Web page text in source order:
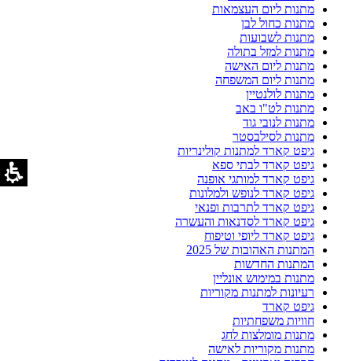
מתנות ליום העצמאות
מתנות כחול לבן
מתנות לשבועות
מתנות למזל בתולה
מתנות ליום האישה
מתנות ליום המשפחה
מתנות לולנטיין
מתנות לט"ו באב
מתנות לנובי גוד
מתנות לסילבסטר
גיפט קארד למתנות קולינריות
גיפט קארד לבתי ספא
גיפט קארד למותגי אופנה
גיפט קארד לנופש ולמלונות
גיפט קארד לתרבות ופנאי
גיפט קארד לסדנאות והעשרה
גיפט קארד ליופי וטיפוח
המתנות האהובות של 2025
המתנות החדשות
מתנות במימוש אונליין
רעיונות למתנות מקוריות
גיפט קארד
חוויות משפחתיות
מתנות מומלצות לחג
מתנות מקוריות לאישה